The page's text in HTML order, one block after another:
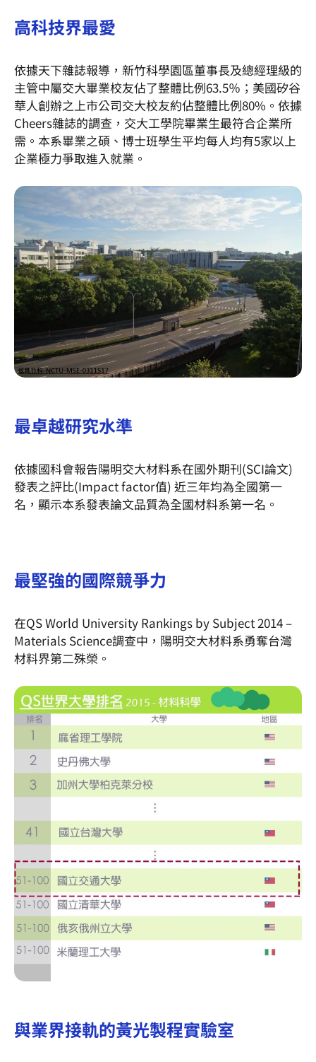
高科技界最愛
依據天下雜誌報導，新竹科學園區董事長及總經理級的
主管中屬交大畢業校友佔了整體比例63.5％；美國矽谷
華人創辦之上市公司交大校友約佔整體比例80%。依據
Cheers雜誌的調查，交大工學院畢業生最符合企業所
需。本系畢業之碩、博士班學生平均每人均有5家以上
企業極力爭取進入就業。
最卓越研究水準
依據國科會報告陽明交大材料系在國外期刊(SCI論文)
發表之評比(Impact factor值) 近三年均為全國第一
名，顯示本系發表論文品質為全國材料系第一名。
最堅強的國際競爭力
在QS World University Rankings by Subject 2014 –
Materials Science調查中，陽明交大材料系勇奪台灣
材料界第二殊榮。
與業界接軌的黃光製程實驗室